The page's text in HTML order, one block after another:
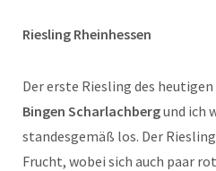
Riesling Rheinhessen
Der erste Riesling des
Bingen Scharlachbergund ich
standesgemäß los. Der
Frucht, wobei sich auch paar